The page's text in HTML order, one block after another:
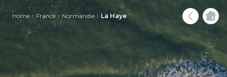
Home France Normandie La Haye